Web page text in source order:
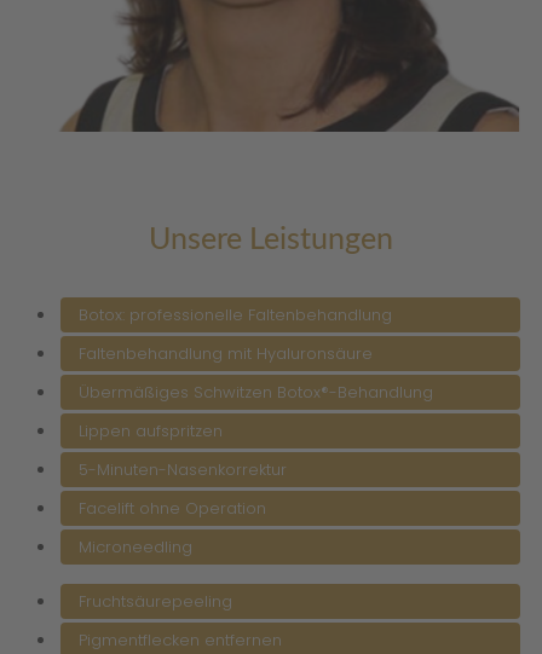
Unsere Leistungen
Botox: professionelle Faltenbehandlung
Faltenbehandlung mit Hyaluronsäure
Übermäßiges Schwitzen Botox®-Behandlung
Lippen aufspritzen
5-Minuten-Nasenkorrektur
Facelift ohne Operation
Microneedling
Fruchtsäurepeeling
Pigmentflecken entfernen